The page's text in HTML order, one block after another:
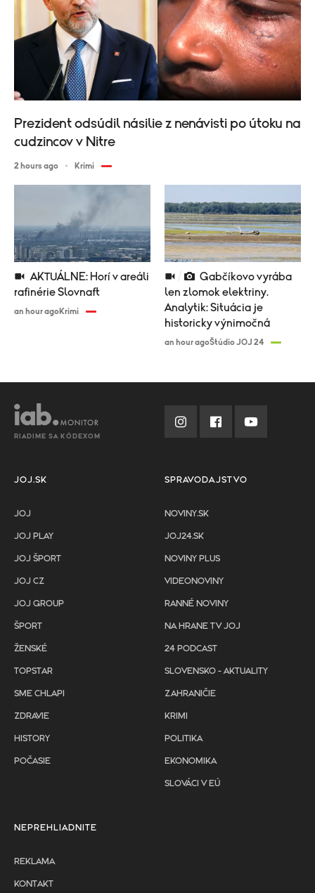
rafinérie Slovnaft
an hour agoKrimi
len zlomok elektriny.
Analytik: Situácia je
historicky výnimočná
an hour agoŠtúdio JOJ 24
Prezident odsúdil násilie z nenávisti po útoku na
cudzincov v Nitre
2 hours ago Krimi
RIADIME SA KÓDEXOM
JOJ.SK
JOJ
JOJ PLAY
JOJ ŠPORT
JOJ CZ
JOJ GROUP
ŠPORT
ŽENSKÉ
TOPSTAR
SME CHLAPI
ZDRAVIE
HISTORY
POČASIE
SPRAVODAJSTVO
NOVINY.SK
JOJ24.SK
NOVINY PLUS
VIDEONOVINY
RANNÉ NOVINY
NA HRANE TV JOJ
24 PODCAST
SLOVENSKO - AKTUALITY
ZAHRANIČIE
KRIMI
POLITIKA
EKONOMIKA
SLOVÁCI V EÚ
NEPREHLIADNITE
REKLAMA
KONTAKT